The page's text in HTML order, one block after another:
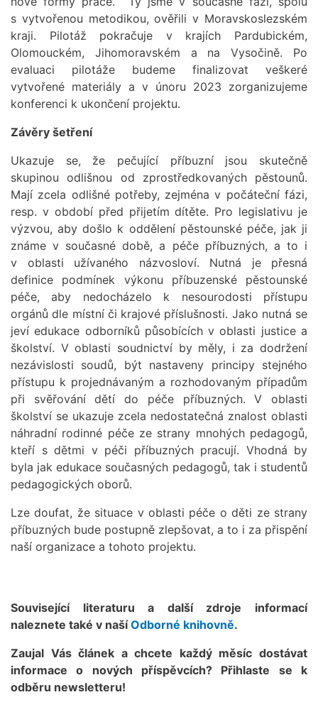
s vytvořenou metodikou, ověřili v Moravskoslezském
kraji. Pilotáž pokračuje v krajích Pardubickém,
Olomouckém, Jihomoravském a na Vysočině. Po
evaluaci pilotáže budeme finalizovat veškeré
vytvořené materiály a v únoru 2023 zorganizujeme
konferenci k ukončení projektu.
Závěry šetření
Ukazuje se, že pečující příbuzní jsou skutečně
skupinou odlišnou od zprostředkovaných pěstounů.
Mají zcela odlišné potřeby, zejména v počáteční fázi,
resp. v období před přijetím dítěte. Pro legislativu je
výzvou, aby došlo k oddělení pěstounské péče, jak ji
známe v současné době, a péče příbuzných, a to i
v oblasti užívaného názvosloví. Nutná je přesná
definice podmínek výkonu příbuzenské pěstounské
péče, aby nedocházelo k nesourodosti přístupu
orgánů dle místní či krajové příslušnosti. Jako nutná se
jeví edukace odborníků působících v oblasti justice a
školství. V oblasti soudnictví by měly, i za dodržení
nezávislosti soudů, být nastaveny principy stejného
přístupu k projednávaným a rozhodovaným případům
při svěřování dětí do péče příbuzných. V oblasti
školství se ukazuje zcela nedostatečná znalost oblasti
náhradní rodinné péče ze strany mnohých pedagogů,
kteří s dětmi v péči příbuzných pracují. Vhodná by
byla jak edukace současných pedagogů, tak i studentů
pedagogických oborů.
Lze doufat, že situace v oblasti péče o děti ze strany
příbuzných bude postupně zlepšovat, a to i za přispění
naší organizace a tohoto projektu.
Související literaturu a další zdroje informací
naleznete také v našíOdborné knihovně.
Zaujal Vás článek a chcete každý měsíc dostávat
informace o nových příspěvcích? Přihlaste se k
odběru newsletteru!